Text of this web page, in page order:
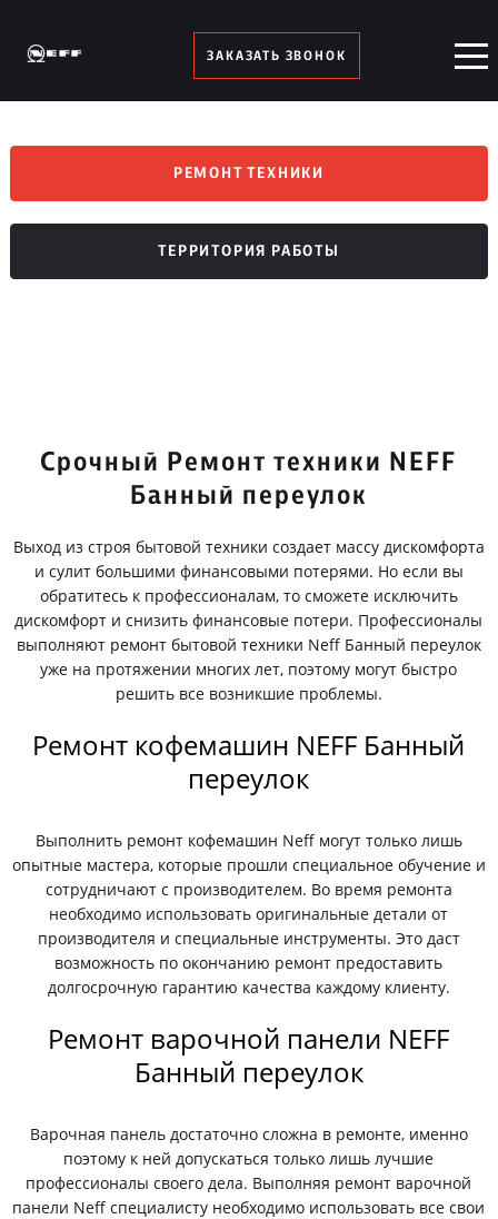
ЗАКАЗАТЬ ЗВОНОК
РЕМОНТ ТЕХНИКИ
ТЕРРИТОРИЯ РАБОТЫ
Срочный Ремонт техники NEFF
Банный переулок
Выход из строя бытовой техники создает массу дискомфорта
и сулит большими финансовыми потерями. Но если вы
обратитесь к профессионалам, то сможете исключить
дискомфорт и снизить финансовые потери. Профессионалы
выполняют ремонт бытовой техники Neff Банный переулок
уже на протяжении многих лет, поэтому могут быстро
решить все возникшие проблемы.
Ремонт кофемашин NEFF Банный
переулок
Выполнить ремонт кофемашин Neff могут только лишь
опытные мастера, которые прошли специальное обучение и
сотрудничают с производителем. Во время ремонта
необходимо использовать оригинальные детали от
производителя и специальные инструменты. Это даст
возможность по окончанию ремонт предоставить
долгосрочную гарантию качества каждому клиенту.
Ремонт варочной панели NEFF
Банный переулок
Варочная панель достаточно сложна в ремонте, именно
поэтому к ней допускаться только лишь лучшие
профессионалы своего дела. Выполняя ремонт варочной
панели Neff специалисту необходимо использовать все свои